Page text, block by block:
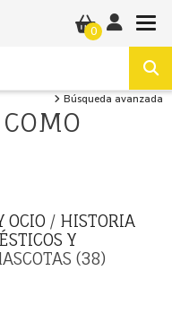
Búsqueda avanzada
0
OCIO / HISTORIA
Y
(38)